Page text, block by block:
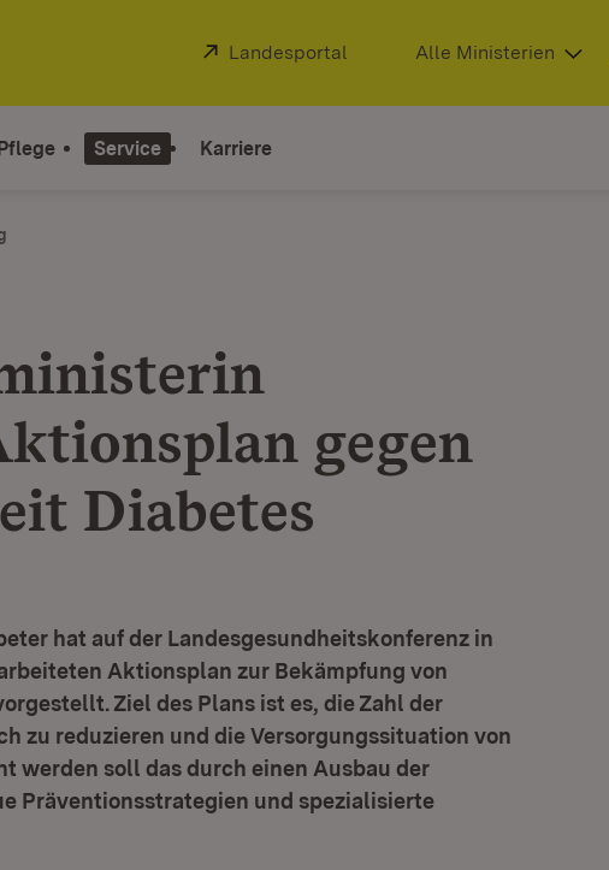
Extern:
Landesportal (Öffnet in neuem Fenster)
Alle Ministerien
Service Karriere
gegen
Diabetes
hat auf der Landesgesundheitskonferenz in
Aktionsplan zur Bekämpfung von
Ziel des Plans ist es, die Zahl der
zu reduzieren und die Versorgungssituation von
werden soll das durch einen Ausbau der
Präventionsstrategien und spezialisierte